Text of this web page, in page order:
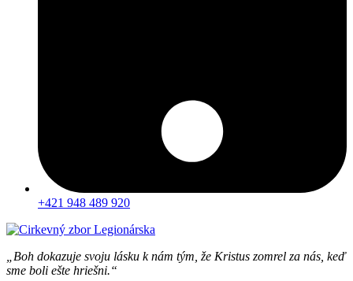
+421 948 489 920
„Boh dokazuje svoju lásku k nám tým, že Kristus zomrel za nás, keď
sme boli ešte hriešni.“